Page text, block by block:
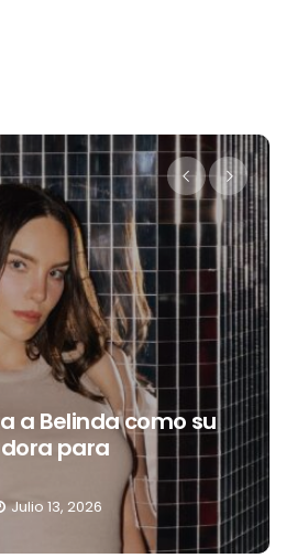
a Belinda como su
para
Julio 13, 2026